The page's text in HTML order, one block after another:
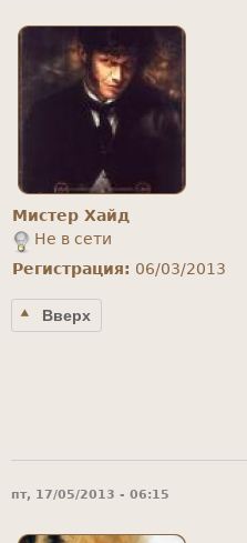
Мистер Хайд
Не в сети
Регистрация: 06/03/2013
Вверх
пт, 17/05/2013 - 06:15